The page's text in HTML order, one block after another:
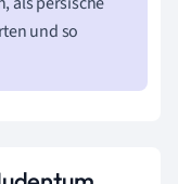
und so